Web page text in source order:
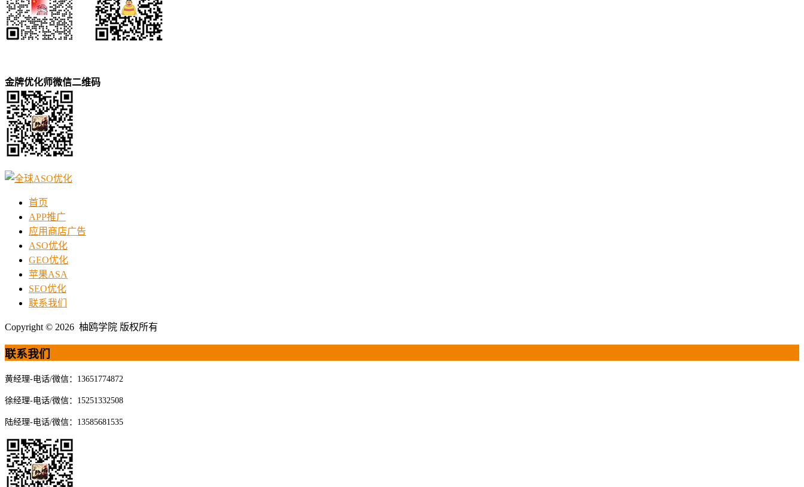
金牌优化师微信二维码
首页
APP推广
应用商店广告
ASO优化
GEO优化
苹果ASA
SEO优化
联系我们
Copyright © 2026 柚鸥学院 版权所有
联系我们
黄经理-电话/微信：13651774872
徐经理-电话/微信：15251332508
陆经理-电话/微信：13585681535